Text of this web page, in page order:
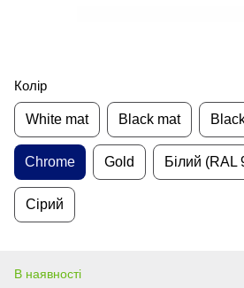
Колір
White mat Black mat
Chrome Gold Білий (RAL
Сірий
В наявності